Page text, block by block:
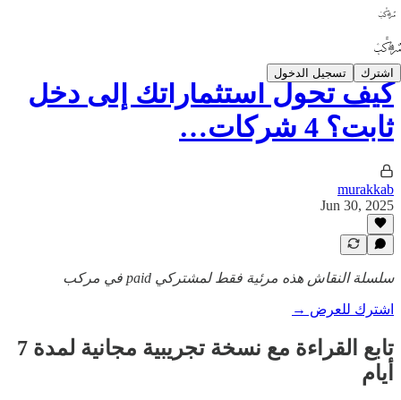
اشترك تسجيل الدخول
كيف تحول استثماراتك إلى دخل
ثابت؟ 4 شركات…
murakkab
Jun 30, 2025
سلسلة النقاش هذه مرئية فقط لمشتركي paid في مركب
اشترك للعرض →
تابع القراءة مع نسخة تجريبية مجانية لمدة 7
أيام